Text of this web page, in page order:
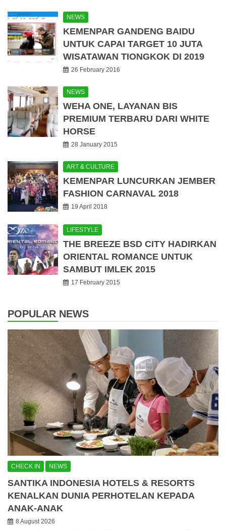
NEWS
KEMENPAR GANDENG BAIDU
UNTUK CAPAI TARGET 10 JUTA
WISATAWAN TIONGKOK DI 2019
26 February 2016
NEWS
WEHA ONE, LAYANAN BIS
PREMIUM TERBARU DARI WHITE
HORSE
28 January 2015
ART & CULTURE
KEMENPAR LUNCURKAN JEMBER
FASHION CARNAVAL 2018
19 April 2018
LIFESTYLE
THE BREEZE BSD CITY HADIRKAN
ORIENTAL ROMANCE UNTUK
SAMBUT IMLEK 2015
17 February 2015
POPULAR NEWS
CHECK IN NEWS
SANTIKA INDONESIA HOTELS & RESORTS
KENALKAN DUNIA PERHOTELAN KEPADA
ANAK-ANAK
8 August 2026